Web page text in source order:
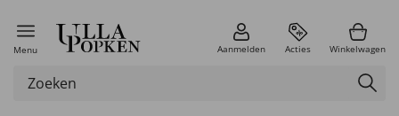
Menu Aanmelden Acties Winkelwagen